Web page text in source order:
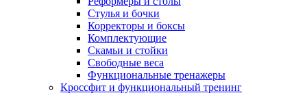
Стулья и бочки
Корректоры и боксы
Комплектующие
Скамьи и стойки
Свободные веса
Функциональные тренажеры
Кроссфит и функциональный тренинг